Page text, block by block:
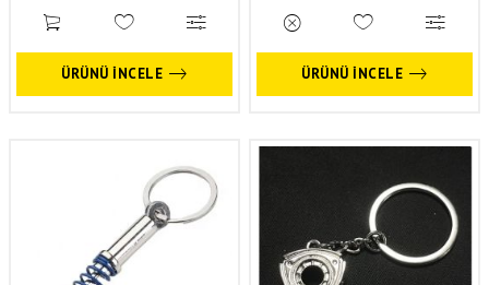
ÜRÜNÜ İNCELE ÜRÜNÜ İNCELE